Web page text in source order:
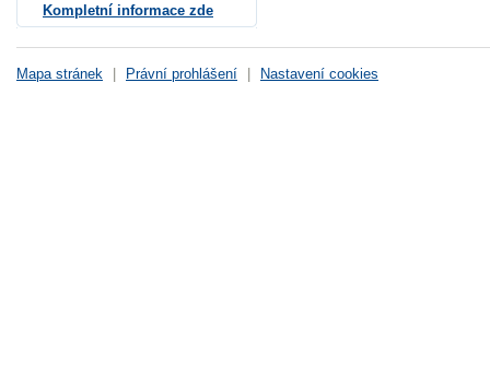
Kompletní informace zde
Mapa stránek Právní prohlášení Nastavení cookies